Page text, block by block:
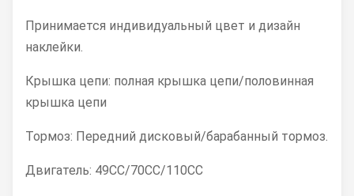
Принимается индивидуальный цвет и дизайн
наклейки.
Крышка цепи: полная крышка цепи/половинная
крышка цепи
Тормоз: Передний дисковый/барабанный тормоз.
Двигатель: 49CC/70CC/110CC